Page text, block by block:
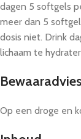
dagen 5 softgels
meer dan 5
dosis niet. Drink
lichaam te
Bewaaradvies
Op een droge en